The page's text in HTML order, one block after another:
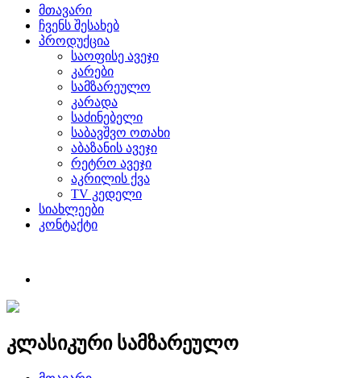
მთავარი
ჩვენს შესახებ
პროდუქცია
საოფისე ავეჯი
კარები
სამზარეულო
კარადა
საძინებელი
საბავშვო ოთახი
აბაზანის ავეჯი
რეტრო ავეჯი
აკრილის ქვა
TV კედელი
სიახლეები
კონტაქტი
კლასიკური სამზარეულო